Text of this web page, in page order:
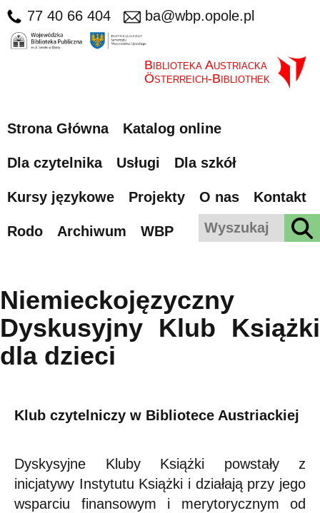
77 40 66 404 ba@wbp.opole.pl
Biblioteka Austriacka
Österreich-Bibliothek
Strona Główna Katalog online
Dla czytelnika Usługi Dla szkół
Kursy językowe Projekty O nas Kontakt
Rodo Archiwum WBP
Niemieckojęzyczny
Dyskusyjny Klub Książki
dla dzieci
Klub czytelniczy w Bibliotece Austriackiej
Dyskysyjne Kluby Książki powstały z
inicjatywy Instytutu Książki i działają przy jego
wsparciu finansowym i merytorycznym od